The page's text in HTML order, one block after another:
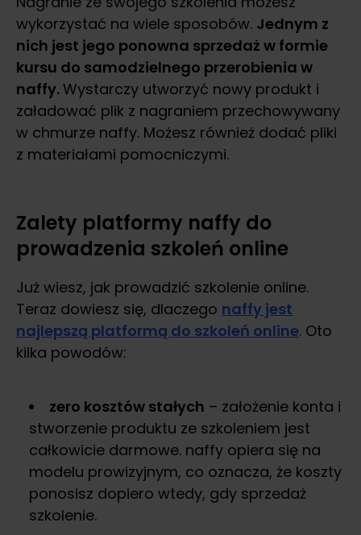
wykorzystać na wiele sposobów. Jednym z
nich jest jego ponowna sprzedaż w formie
kursu do samodzielnego przerobienia w
naffy.Wystarczy utworzyć nowy produkt i
załadować plik z nagraniem przechowywany
w chmurze naffy. Możesz również dodać pliki
z materiałami pomocniczymi.
Zalety platformy naffy do
prowadzenia szkoleń online
Już wiesz, jak prowadzić szkolenie online.
Teraz dowiesz się, dlaczego naffy jest
najlepszą platformą do szkoleń online. Oto
kilka powodów:
zero kosztów stałych – założenie konta i
stworzenie produktu ze szkoleniem jest
całkowicie darmowe. naffy opiera się na
modelu prowizyjnym, co oznacza, że koszty
ponosisz dopiero wtedy, gdy sprzedaż
szkolenie.